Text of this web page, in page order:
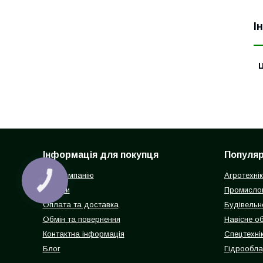
Інформація для покупця
Про компанію
Відгуки
Оплата та доставка
Обмін та повернення
Контактна інформація
Блог
Навісне
КНОПКА
ЗВ'ЯЗКУ